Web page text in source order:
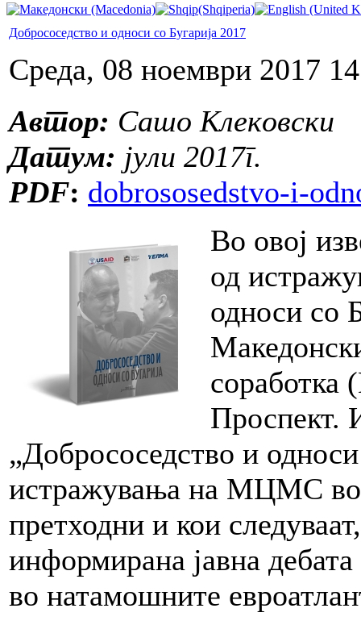
Добрососедство и односи со Бугарија 2017
Среда, 08 ноември 2017
Автор: Сашо Клековски
Датум: јули 2017г.
PDF: dobrososedstvo-i-
Во овој
од
односи со
Проспект.
„Добрососедство и
истражувања на МЦМС во
претходни и кои
информирана јавна
во натамошните